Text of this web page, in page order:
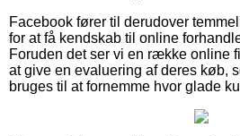
Facebook fører til derudover
for at få kendskab til online
Foruden det ser vi en række online
at give en evaluering af deres køb,
bruges til at fornemme hvor glade